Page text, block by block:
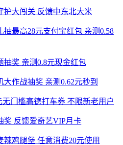
护大闯关 反馈中东北大米
抽最高28元支付宝红包 亲测0.58
抽奖 亲测0.8元现金红包
大作战抽奖 亲测0.62元秒到
无门槛高德打车券 不限新老用户
奖 反馈爱奇艺VIP月卡
辣鸡腿堡 任意消费20元使用